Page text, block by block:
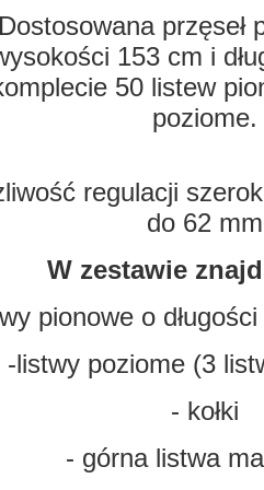
Dostosowana przęseł
153 cm i
50 listew
poziome.
regulacji
do 62 mm
W zestawie
pionowe o
-listwy poziome (3
- kołki
- górna listwa